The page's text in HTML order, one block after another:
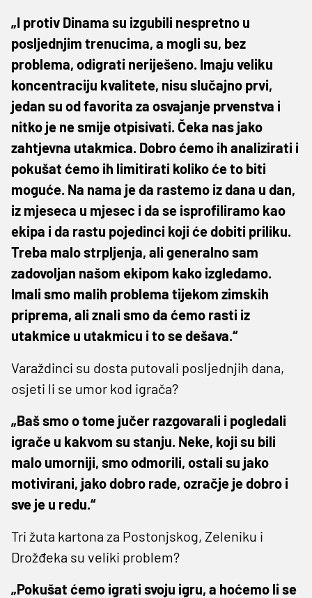
„I protiv Dinama su izgubili nespretno u
posljednjim trenucima, a mogli su, bez
problema, odigrati neriješeno. Imaju veliku
koncentraciju kvalitete, nisu slučajno prvi,
jedan su od favorita za osvajanje prvenstva i
nitko je ne smije otpisivati. Čeka nas jako
zahtjevna utakmica. Dobro ćemo ih analizirati i
pokušat ćemo ih limitirati koliko će to biti
moguće. Na nama je da rastemo iz dana u dan,
iz mjeseca u mjesec i da se isprofiliramo kao
ekipa i da rastu pojedinci koji će dobiti priliku.
Treba malo strpljenja, ali generalno sam
zadovoljan našom ekipom kako izgledamo.
Imali smo malih problema tijekom zimskih
priprema, ali znali smo da ćemo rasti iz
utakmice u utakmicu i to se dešava.“
Varaždinci su dosta putovali posljednjih dana,
osjeti li se umor kod igrača?
„Baš smo o tome jučer razgovarali i pogledali
igrače u kakvom su stanju. Neke, koji su bili
malo umorniji, smo odmorili, ostali su jako
motivirani, jako dobro rade, ozračje je dobro i
sve je u redu.“
Tri žuta kartona za Postonjskog, Zeleniku i
Drožđeka su veliki problem?
„Pokušat ćemo igrati svoju igru, a hoćemo li se